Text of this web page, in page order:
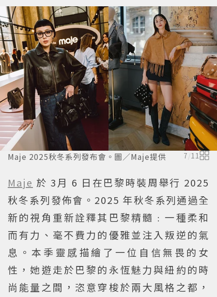
Maje 2025秋冬系列發布會。圖／Maje提供 7/11
Maje 於 3月 6 日在巴黎時裝周舉行 2025
秋冬系列發佈會。2025 年秋冬系列通過全
新的視角重新詮釋其巴黎精髓﹕一種柔和
而有力、毫不費力的優雅並注入叛逆的氣
息。本季靈感描繪了一位自信無畏的女
性，她遊走於巴黎的永恆魅力與紐約的時
尚能量之間，恣意穿梭於兩大風格之都，